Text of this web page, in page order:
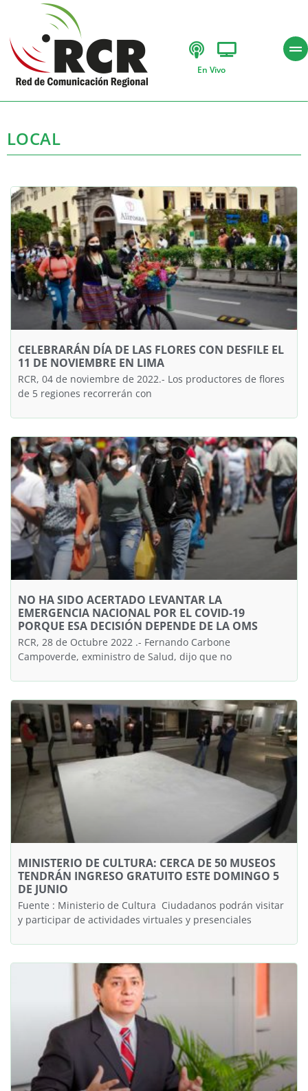
En Vivo
LOCAL
CELEBRARÁN DÍA DE LAS FLORES CON DESFILE EL
11 DE NOVIEMBRE EN LIMA
RCR, 04 de noviembre de 2022.- Los productores de flores
de 5 regiones recorrerán con
NO HA SIDO ACERTADO LEVANTAR LA
EMERGENCIA NACIONAL POR EL COVID-19
PORQUE ESA DECISIÓN DEPENDE DE LA OMS
RCR, 28 de Octubre 2022 .- Fernando Carbone
Campoverde, exministro de Salud, dijo que no
MINISTERIO DE CULTURA: CERCA DE 50 MUSEOS
TENDRÁN INGRESO GRATUITO ESTE DOMINGO 5
DE JUNIO
Fuente : Ministerio de Cultura Ciudadanos podrán visitar
y participar de actividades virtuales y presenciales